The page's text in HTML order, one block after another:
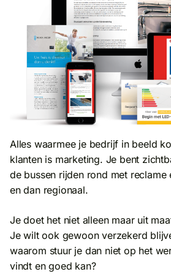
Alles waarmee je bedrijf in beeld
klanten is marketing. Je bent
de bussen rijden rond met reclame
en dan regionaal.
Je doet het niet alleen maar uit
Je wilt ook gewoon verzekerd
waarom stuur je dan niet op het
vindt en goed kan?